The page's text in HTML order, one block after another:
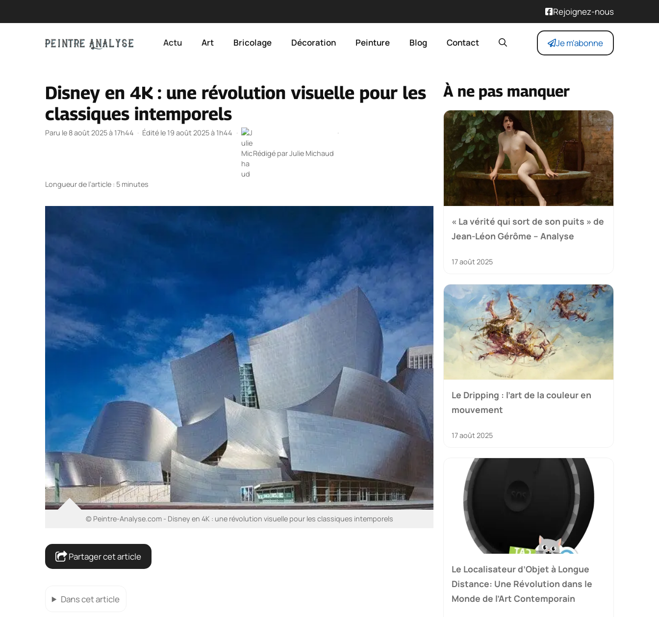
Rejoignez-nous
Actu Art Bricolage Décoration Peinture Blog Contact Je m'abonne
Disney en 4K : une révolution visuelle pour les
classiques intemporels
Paru le 8 août 2025 à 17h44 · Édité le 19 août 2025 à 1h44 ·
Rédigé parJulie Michaud
·
Longueur de l’article : 5 minutes
© Peintre-Analyse.com - Disney en 4K : une révolution visuelle pour les classiques intemporels
Partager cet article
Dans cet article
À ne pas manquer
« La vérité qui sort de son puits » de
Jean-Léon Gérôme – Analyse
17 août 2025
Le Dripping : l’art de la couleur en
mouvement
17 août 2025
Le Localisateur d’Objet à Longue
Distance: Une Révolution dans le
Monde de l’Art Contemporain